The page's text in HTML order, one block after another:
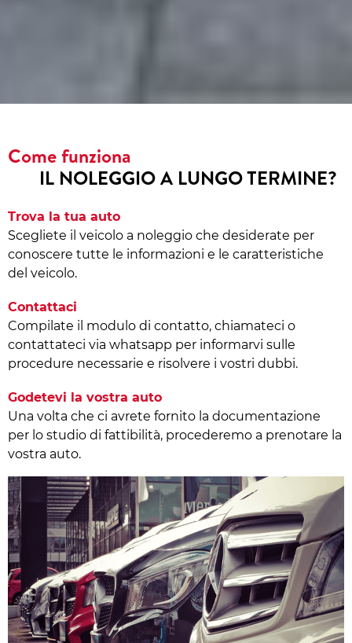
Come funziona
IL NOLEGGIO A LUNGO TERMINE?
Trova la tua auto
Scegliete il veicolo a noleggio che desiderate per
conoscere tutte le informazioni e le caratteristiche
del veicolo.
Contattaci
Compilate il modulo di contatto, chiamateci o
contattateci via whatsapp per informarvi sulle
procedure necessarie e risolvere i vostri dubbi.
Godetevi la vostra auto
Una volta che ci avrete fornito la documentazione
per lo studio di fattibilità, procederemo a prenotare la
vostra auto.